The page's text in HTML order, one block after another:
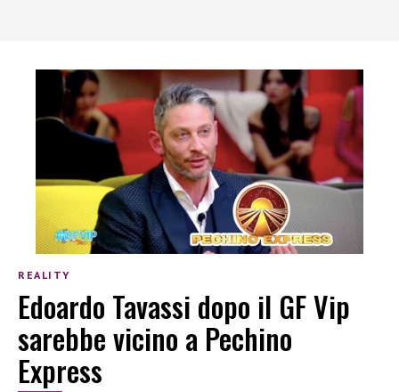
REALITY
Edoardo Tavassi dopo il GF Vip
sarebbe vicino a Pechino
Express